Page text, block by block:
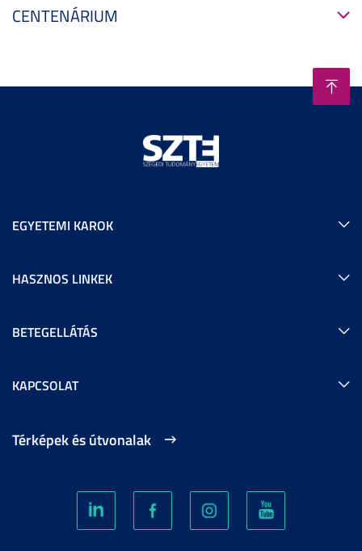
CENTENÁRIUM
EGYETEMI KAROK
HASZNOS LINKEK
BETEGELLÁTÁS
KAPCSOLAT
Térképek és útvonalak